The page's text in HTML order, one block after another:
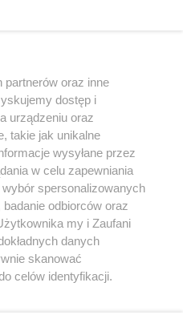
Prywatność
Praca Łódź
partnerów oraz inne
dostęp i
urządzeniu oraz
takie jak unikalne
wysyłane przez
w celu zapewniania
spersonalizowanych
odbiorców oraz
my i Zaufani
danych
skanować
celów identyfikacji.